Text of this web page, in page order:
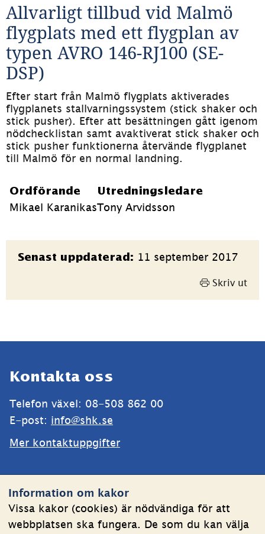
Information om kakor
Vissa kakor (cookies) är nödvändiga för att
webbplatsen ska fungera. De som du kan välja
Allvarligt tillbud vid Malmö
flygplats med ett flygplan av
typen AVRO 146-RJ100 (SE-
DSP)
Efter start från Malmö flygplats aktiverades
flygplanets stallvarningssystem (stick shaker och
stick pusher). Efter att besättningen gått igenom
nödchecklistan samt avaktiverat stick shaker och
stick pusher funktionerna återvände flygplanet
till Malmö för en normal landning.
Ordförande
Mikael Karanikas
Utredningsledare
Tony Arvidsson
Sidinformation
Senast uppdaterad: 11 september 2017
Skriv ut
Kontakta oss
Telefon växel: 08-508 862 00
E-post: info@shk.se
Mer kontaktuppgifter
Om kakor
Behandling av personuppgifter